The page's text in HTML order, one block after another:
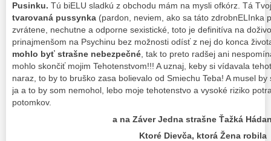
Pusinku. Tú biELU sladkú z obchodu mám na mysli ofkórz. Tá
tvarovaná pussynka (pardon, neviem, ako sa táto zdrobnELInka
zvrátene, nechutne a odporne sexistické, toto je definitíva na
prinajmenšom na Psychinu bez možnosti odísť z nej do konca
mohlo byť strašne nebezpečné, tak to preto radšej ani
mohlo skončiť mojim Tehotenstvom!!! A uznaj, keby si vídavala
naraz, to by to bruško zasa bolievalo od Smiechu Teba! A musel
ja a to by som nemohol, lebo moje tehotenstvo a vysoké riziko
potomkov.
a na Záver Jedna strašne Ťažká
Ktoré Dievča, ktorá Žena robila